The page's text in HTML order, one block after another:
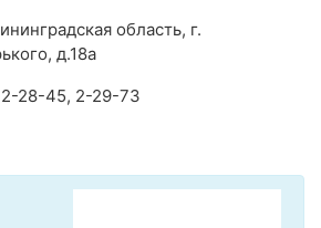
область, г.
д.18а
2-28-45, 2-29-73